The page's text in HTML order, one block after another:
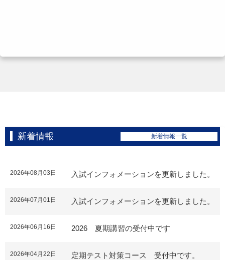
新着情報 新着情報一覧
2026年08月03日 入試インフォメーションを更新しました。
2026年07月01日 入試インフォメーションを更新しました。
2026年06月16日 2026 夏期講習の受付中です
2026年04月22日 定期テスト対策コース 受付中です。